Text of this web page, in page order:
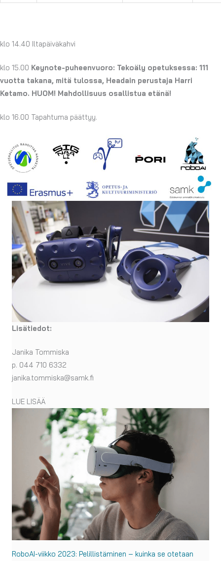
klo 14.40 Iltapäiväkahvi
klo 15.00 Keynote-puheenvuoro: Tekoäly opetuksessa: 111
vuotta takana, mitä tulossa, Headain perustaja Harri
Ketamo. HUOM! Mahdollisuus osallistua etänä!
klo 16.00 Tapahtuma päättyy.
Lisätiedot:
Janika Tommiska
p. 044 710 6332
janika.tommiska@samk.fi
LUE LISÄÄ
RoboAI-viikko 2023: Pelillistäminen – kuinka se otetaan